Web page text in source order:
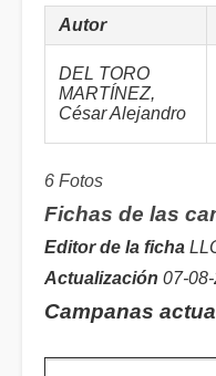
Autor
DEL TORO
MARTÍNEZ,
César Alejandro
6 Fotos
Fichas de las
Editor de la ficha
Actualización 07-
Campanas